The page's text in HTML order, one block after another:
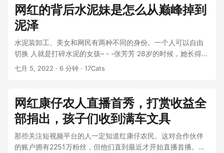
网红的背后水泥妹是怎么从巅峰掉到
泥泽
水泥装卸工、美女和网民有两种不同的身份。一个人可以自由
切换 人就是打碎水泥的女孩– - -张芳芳 28岁的时候，她长得很
漂亮，身体也很好...
七月 5, 2022 · 6 分钟 · 17Cats
网红康仔农人直播首秀，打赏收益全
部捐出，孩子们收到满车文具
那些关注短视频平台的人一定知道红康仔农民。这对合作伙伴
的账户拥有2251万粉丝，但他们直到最近才开始直播首播。由